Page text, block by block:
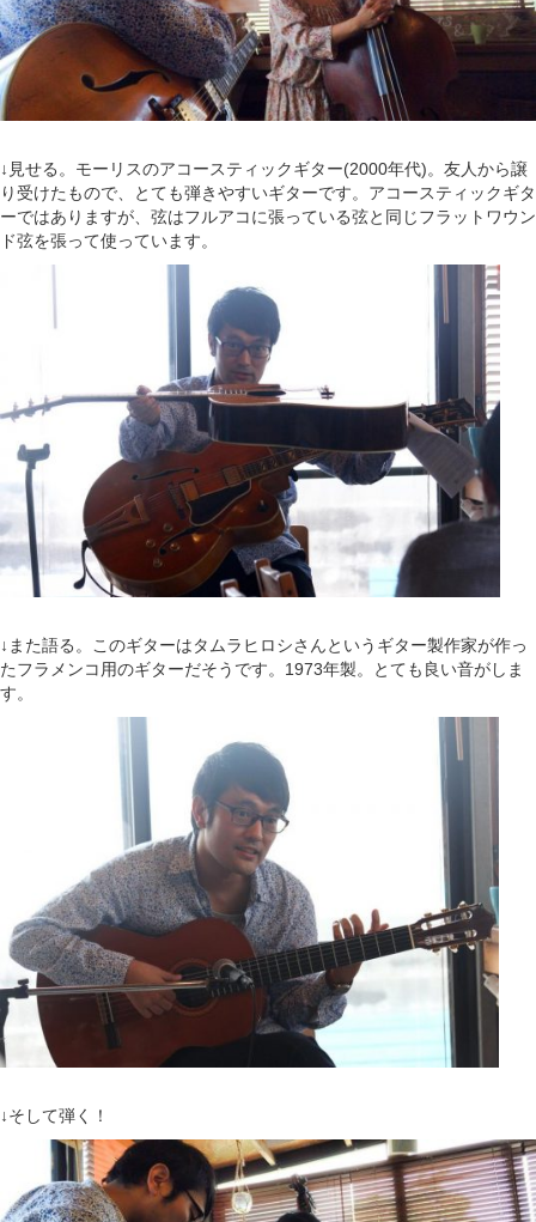
↓見せる。モーリスのアコースティックギター(2000年代)。友人から譲
り受けたもので、とても弾きやすいギターです。アコースティックギタ
ーではありますが、弦はフルアコに張っている弦と同じフラットワウン
ド弦を張って使っています。
↓また語る。このギターはタムラヒロシさんというギター製作家が作っ
たフラメンコ用のギターだそうです。1973年製。とても良い音がしま
す。
↓そして弾く！